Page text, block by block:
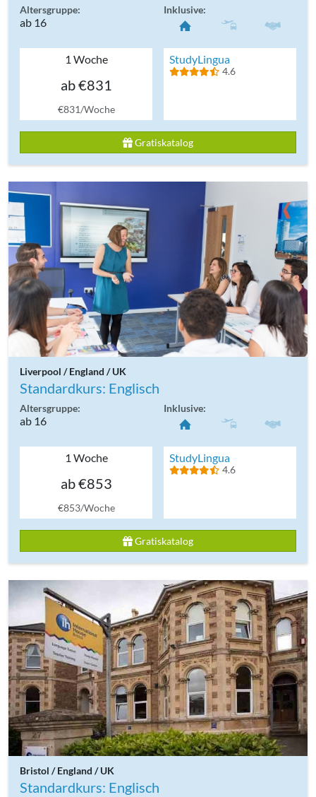
Altersgruppe:
ab 16
Inklusive:
1 Woche
ab €831
€831/Woche
StudyLingua
4.6
Gratiskatalog
Liverpool / England / UK
Standardkurs: Englisch
Altersgruppe:
ab 16
Inklusive:
1 Woche
ab €853
€853/Woche
StudyLingua
4.6
Gratiskatalog
Bristol / England / UK
Standardkurs: Englisch